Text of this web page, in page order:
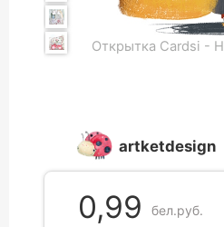
Открытка Cardsi -
artketdesign
0,99 бел.руб.